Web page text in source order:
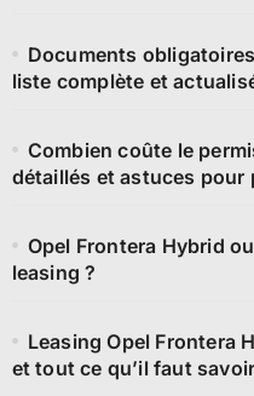
Documents
liste complète et
Combien coûte le
détaillés et astuces pour
Opel Frontera Hybrid
leasing ?
Leasing Opel Frontera
et tout ce qu’il faut savoir